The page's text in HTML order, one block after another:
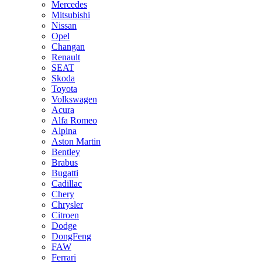
Mercedes
Mitsubishi
Nissan
Opel
Changan
Renault
SEAT
Skoda
Toyota
Volkswagen
Acura
Alfa Romeo
Alpina
Aston Martin
Bentley
Brabus
Bugatti
Cadillac
Chery
Chrysler
Citroen
Dodge
DongFeng
FAW
Ferrari